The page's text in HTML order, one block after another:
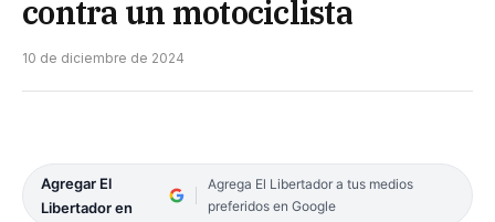
contra un motociclista
10 de diciembre de 2024
Agregar El
Libertador en
Agrega El Libertador a tus medios
preferidos en Google